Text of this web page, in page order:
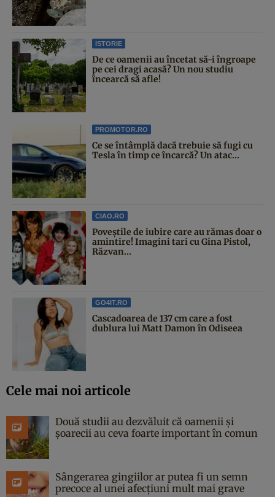
ISTORIE
De ce oamenii au încetat să-i îngroape
pe cei dragi acasă? Un nou studiu
încearcă să afle!
PROMOTOR.RO
Ce se întâmplă dacă trebuie să fugi cu
Tesla în timp ce încarcă? Un atac...
CIAO.RO
Poveştile de iubire care au rămas doar o
amintire! Imagini tari cu Gina Pistol,
Răzvan...
GO4IT.RO
Cascadoarea de 137 cm care a fost
dublura lui Matt Damon în Odiseea
Cele mai noi articole
Două studii au dezvăluit că oamenii și
șoarecii au ceva foarte important în comun
Sângerarea gingiilor ar putea fi un semn
precoce al unei afecțiuni mult mai grave